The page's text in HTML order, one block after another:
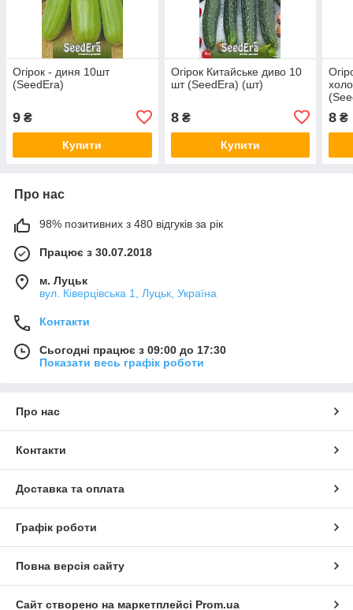
Огірок - диня 10шт
(SeedEra)
9 ₴
Купити
Огірок Китайське диво 10
шт (SeedEra) (шт)
8₴
Купити
8 ₴
Про нас
98% позитивних з 480 відгуків за рік
Працює з 30.07.2018
м. Луцьк
вул. Ківерцівська 1, Луцьк, Україна
Контакти
Сьогодні працює з 09:00 до 17:30
Показати весь графік роботи
Про нас
Контакти
Доставка та оплата
Графік роботи
Повна версія сайту
Сайт створено на маркетплейсі Prom.ua